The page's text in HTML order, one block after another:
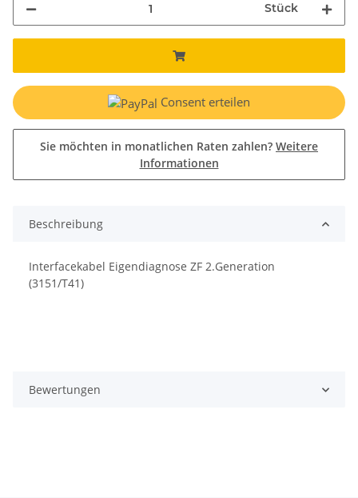
Stück
Consent erteilen
Sie möchten in monatlichen Raten zahlen? Weitere
Informationen
Beschreibung
Interfacekabel Eigendiagnose ZF 2.Generation
(3151/T41)
Bewertungen